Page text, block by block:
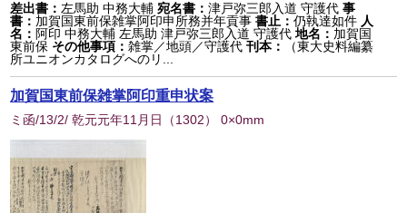
差出書： 左馬助 中務大輔 宛名書：津戸弥三郎入道 守護代 事
書： 加賀国東前保雑掌阿印申所務并年貢事書止：仍執達如件 人
名： 阿印 中務大輔 左馬助 津戸弥三郎入道 守護代 地名： 加賀国
東前保 その他事項：雑掌／地頭／守護代刊本：
（東大史料編纂
所ユニオンカタログへのリ...
加賀国東前保雑掌阿印重申状案
ミ函/13/2/ 乾元元年11月日 （1302） 0×0mm